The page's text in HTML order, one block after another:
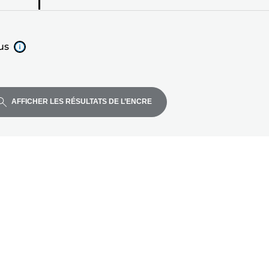
AFFICHER LES RÉSULTATS DE L’ENCRE